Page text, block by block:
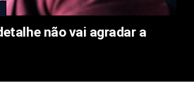
não vai agradar a